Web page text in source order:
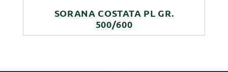
SORANA COSTATA PL GR.
500/600